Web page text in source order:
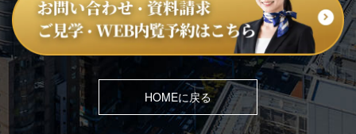
HOMEに戻る